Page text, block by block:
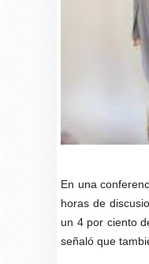
En una
horas de
un 4 por ciento
señaló que